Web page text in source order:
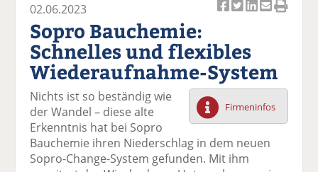
k
el
a
uf
F
ac
e
b
k
el
t
wi
tt
er
n
k
el
a
uf
Li
n
k
e
el
p
er
E
m
ai
el
D
ck
e
02.06.2023
Sopro Bauchemie:
Schnelles und flexibles
Wiederaufnahme-System
Firmeninfos
Nichts ist so beständig wie
der Wandel – diese alte
Erkenntnis hat bei Sopro
Bauchemie ihren Niederschlag in dem neuen
Sopro-Change-System gefunden. Mit ihm